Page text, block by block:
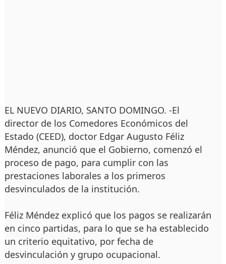
EL NUEVO DIARIO, SANTO DOMINGO. -El
director de los Comedores Económicos del
Estado (CEED), doctor Edgar Augusto Féliz
Méndez, anunció que el Gobierno, comenzó el
proceso de pago, para cumplir con las
prestaciones laborales a los primeros
desvinculados de la institución.
Féliz Méndez explicó que los pagos se realizarán
en cinco partidas, para lo que se ha establecido
un criterio equitativo, por fecha de
desvinculación y grupo ocupacional.